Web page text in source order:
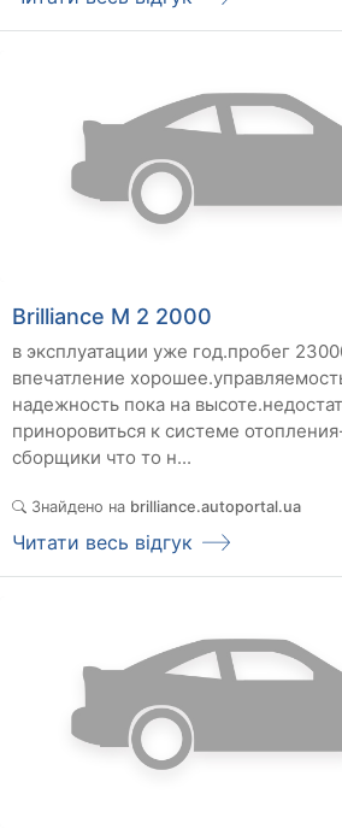
Brilliance M 2 2000
в эксплуатации уже год.пробег
впечатление
надежность пока на
приноровиться к системе
сборщики что то н...
Знайдено на brilliance.autoportal.ua
Читати весь відгук